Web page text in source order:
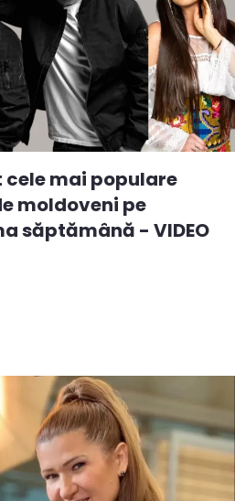
cele mai populare
moldoveni pe
săptămână - VIDEO